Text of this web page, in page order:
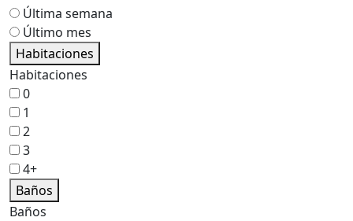
Última semana
Último mes
Habitaciones
Habitaciones
0
1
2
3
4+
Baños
Baños